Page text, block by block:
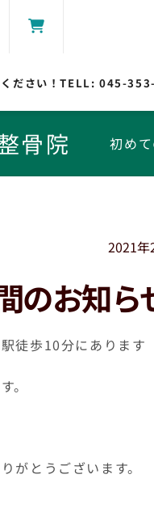
ください！TELL:045-
骨院 初め
2021年
お知ら
徒歩10分にあります
。
がとうございます。